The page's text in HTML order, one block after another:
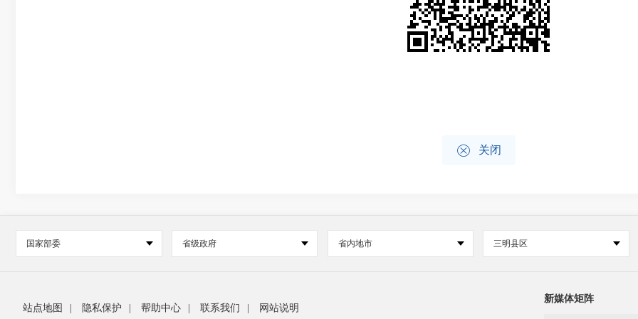
 关闭
国家部委 省级政府 省内地市 三明县区
站点地图 隐私保护 帮助中心 联系我们 网站说明
新媒体矩阵